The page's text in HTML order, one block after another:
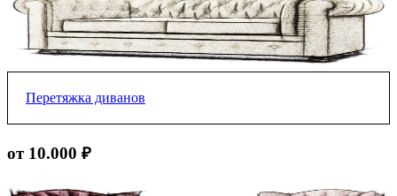
Перетяжка диванов
Прямой без подлокотникой
от 10.000 ₽
от 10.000 ₽